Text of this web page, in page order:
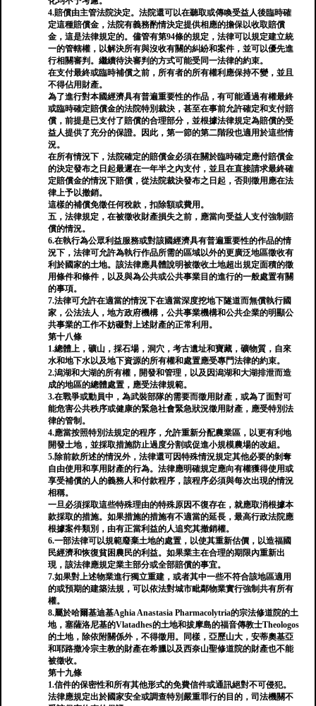
4.賠償由主管法院決定。法院還可以在聽取或傳喚受益人後臨時確
定這種賠償金，法院有義務酌情決定提供相應的擔保以收取賠償
金，這是法律規定的。儘管有第94條的規定，法律可以規定建立統
一的管轄權，以解決所有與沒收有關的糾紛和案件，並可以優先進
行相關審判。繼續待決審判的方式可能受同一法律的約束。
在支付最終或臨時補償之前，所有者的所有權利應保持不變，並且
不得佔用財產。
為了進行對本國經濟具有普遍重要性的作品，有可能通過有權最終
或臨時確定賠償金的法院特別裁決，甚至在事前允許確定和支付賠
償，前提是已支付了賠償的合理部分，並根據法律規定為賠償的受
益人提供了充分的保證。因此，第一節的第二階段也適用於這些情
況。
在所有情況下，法院確定的賠償金必須在關於臨時確定應付賠償金
的決定發布之日起最遲在一年半之內支付，並且在直接請求最終確
定賠償金的情況下賠償，從法院裁決發布之日起，否則徵用應在法
律上予以撤銷。
這樣的補償免徵任何稅款，扣除額或費用。
五，法律規定，在被徵收財產損失之前，應當向受益人支付強制賠
償的情況。
6.在執行為公眾利益服務或對該國經濟具有普遍重要性的作品的情
況下，法律可允許為執行作品所需的區域以外的更廣泛地區徵收有
利於國家的土地。該法律應具體說明被徵收土地超出規定面積的徵
用條件和條件，以及與為公共或公共事業目的進行的一般處置有關
的事項。
7.法律可允許在適當的情況下在適當深度挖地下隧道而無償執行國
家，公法法人，地方政府機構，公共事業機構和公共企業的明顯公
共事業的工作不妨礙對上述財產的正常利用。
第十八條
1.總體上，礦山，採石場，洞穴，考古遺址和寶藏，礦物質，自來
水和地下水以及地下資源的所有權和處置應受專門法律的約束。
2.潟湖和大湖的所有權，開發和管理，以及因潟湖和大湖排泄而造
成的地區的總體處置，應受法律規範。
3.在戰爭或動員中，為武裝部隊的需要而徵用財產，或為了面對可
能危害公共秩序或健康的緊急社會緊急狀況徵用財產，應受特別法
律的管制。
4.應當按照特別法規定的程序，允許重新分配農業區，以更有利地
開發土地，並採取措施防止過度分割或促進小規模農場的改組。
5.除前款所述的情況外，法律還可因特殊情況規定其他必要的剝奪
自由使用和享用財產的行為。法律應明確規定應向有權獲得使用或
享受補償的人的義務人和付款程序，該程序必須與每次出現的情況
相稱。
一旦必須採取這些特殊理由的特殊原因不復存在，就應取消根據本
款採取的措施。如果措施的措施有不適當的延長，最高行政法院應
根據案件類別，由有正當利益的人追究其撤銷權。
6.一部法律可以規範廢棄土地的處置，以使其重新估價，以造福國
民經濟和恢復貧困農民的利益。如果業主在合理的期限內重新出
現，該法律應規定業主部分或全部賠償的事宜。
7.如果對上述物業進行獨立重建，或者其中一些不符合該地區適用
的或預期的建築法規，可以依法對城市毗鄰物業實行強制共有所有
權。
8.屬於哈爾基迪基Aghia Anastasia Pharmacolytria的宗法修道院的土
地，塞薩洛尼基的Vlatadhes的土地和拔摩島的福音傳教士Theologos
的土地，除依附關係外，不得徵用。同樣，亞歷山大，安蒂奧基亞
和耶路撒冷宗主教的財產在希臘以及西奈山聖修道院的財產也不能
被徵收。
第十九條
1.信件的保密性和所有其他形式的免費信件或通訊絕對不可侵犯。
法律應規定出於國家安全或調查特別嚴重罪行的目的，司法機關不